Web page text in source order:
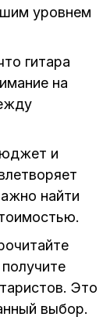
уровнем
гитара
на
и
найти
Это
выбор.